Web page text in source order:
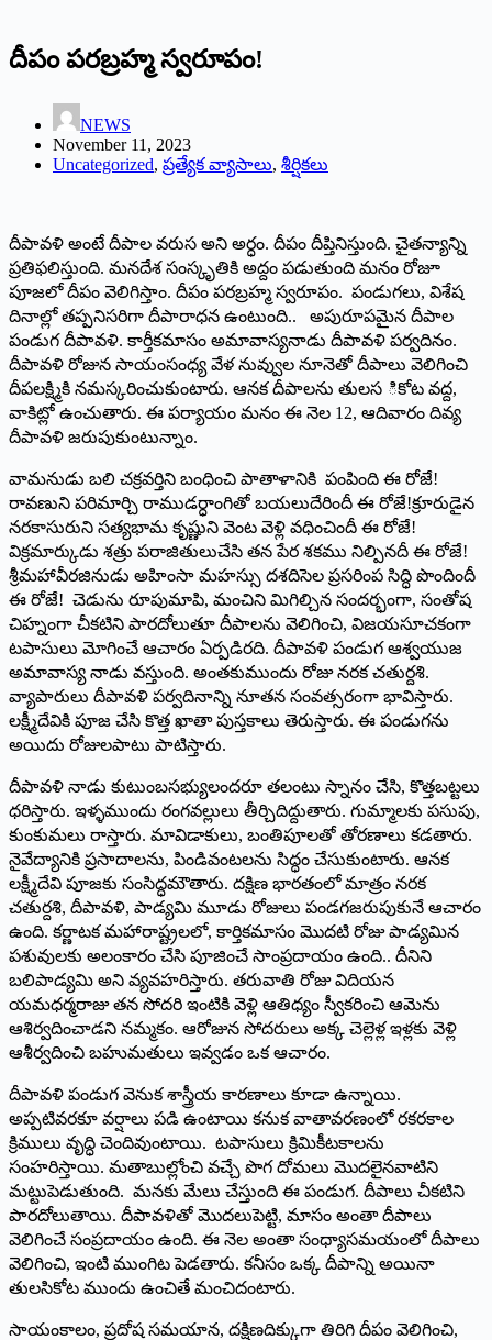
దీపం పరబ్రహ్మ స్వరూపం!
NEWS
November 11, 2023
Uncategorized, ప్రత్యేక వ్యాసాలు, శీర్షికలు
దీపావళి అంటే దీపాల వరుస అని అర్ధం. దీపం దీప్తినిస్తుంది. చైతన్యాన్ని
ప్రతిఫలిస్తుంది. మనదేశ సంస్కృతికి అద్దం పడుతుంది మనం రోజూ
పూజలో దీపం వెలిగిస్తాం. దీపం పరబ్రహ్మ స్వరూపం. పండుగలు, విశేష
దినాల్లో తప్పనిసరిగా దీపారాధన ఉంటుంది.. అపురూపమైన దీపాల
పండుగ దీపావళి. కార్తీకమాసం అమావాస్యనాడు దీపావళి పర్వదినం.
దీపావళి రోజున సాయంసంధ్య వేళ నువ్వుల నూనెతో దీపాలు వెలిగించి
దీపలక్ష్మికి నమస్కరించుకుంటారు. ఆనక దీపాలను తులస ికోట వద్ద,
వాకిట్లో ఉంచుతారు. ఈ పర్యాయం మనం ఈ నెల 12, ఆదివారం దివ్య
దీపావళి జరుపుకుంటున్నాం.
వామనుడు బలి చక్రవర్తిని బంధించి పాతాళానికి పంపింది ఈ రోజే!
రావణుని పరిమార్చి రాముడర్ధాంగితో బయలుదేరిందీ ఈ రోజే!క్రూరుడైన
నరకాసురుని సత్యభామ కృష్ణుని వెంట వెళ్లి వధించిందీ ఈ రోజే!
విక్రమార్కుడు శత్రు పరాజితులుచేసి తన పేర శకము నిల్పినదీ ఈ రోజే!
శ్రీమహావీరజినుడు అహింసా మహస్సు దశదిసెల ప్రసరింప సిద్ధి పొందిందీ
ఈ రోజే! చెడును రూపుమాపి, మంచిని మిగిల్చిన సందర్భంగా, సంతోష
చిహ్నంగా చీకటిని పారదోలుతూ దీపాలను వెలిగించి, విజయసూచకంగా
టపాసులు మోగించే ఆచారం ఏర్పడిరది. దీపావళి పండుగ ఆశ్వయుజ
అమావాస్య నాడు వస్తుంది. అంతకుముందు రోజు నరక చతుర్దశి.
వ్యాపారులు దీపావళి పర్వదినాన్ని నూతన సంవత్సరంగా భావిస్తారు.
లక్ష్మీదేవికి పూజ చేసి కొత్త ఖాతా పుస్తకాలు తెరుస్తారు. ఈ పండుగను
అయిదు రోజులపాటు పాటిస్తారు.
దీపావళి నాడు కుటుంబసభ్యులందరూ తలంటు స్నానం చేసి, కొత్తబట్టలు
ధరిస్తారు. ఇళ్ళముందు రంగవల్లులు తీర్చిదిద్దుతారు. గుమ్మాలకు పసుపు,
కుంకుమలు రాస్తారు. మావిడాకులు, బంతిపూలతో తోరణాలు కడతారు.
నైవేద్యానికి ప్రసాదాలను, పిండివంటలను సిద్ధం చేసుకుంటారు. ఆనక
లక్ష్మీదేవి పూజకు సంసిద్ధమౌతారు. దక్షిణ భారతంలో మాత్రం నరక
చతుర్దశి, దీపావళి, పాడ్యమి మూడు రోజులు పండగజరుపుకునే ఆచారం
ఉంది. కర్ణాటక మహారాష్ట్రలలో, కార్తికమాసం మొదటి రోజు పాడ్యమిన
పశువులకు అలంకారం చేసి పూజించే సాంప్రదాయం ఉంది.. దీనిని
బలిపాడ్యమి అని వ్యవహరిస్తారు. తరువాతి రోజు విదియన
యమధర్మరాజు తన సోదరి ఇంటికి వెళ్లి ఆతిధ్యం స్వీకరించి ఆమెను
ఆశిర్వదించాడని నమ్మకం. ఆరోజున సోదరులు అక్క చెల్లెళ్ల ఇళ్లకు వెళ్లి
ఆశీర్వదించి బహుమతులు ఇవ్వడం ఒక ఆచారం.
దీపావళి పండుగ వెనుక శాస్త్రీయ కారణాలు కూడా ఉన్నాయి.
అప్పటివరకూ వర్షాలు పడి ఉంటాయి కనుక వాతావరణంలో రకరకాల
క్రిములు వృద్ధి చెందివుంటాయి. టపాసులు క్రిమికీటకాలను
సంహరిస్తాయి. మతాబుల్లోంచి వచ్చే పొగ దోమలు మొదలైనవాటిని
మట్టుపెడుతుంది. మనకు మేలు చేస్తుంది ఈ పండుగ. దీపాలు చీకటిని
పారదోలుతాయి. దీపావళితో మొదలుపెట్టి, మాసం అంతా దీపాలు
వెలిగించే సంప్రదాయం ఉంది. ఈ నెల అంతా సంధ్యాసమయంలో దీపాలు
వెలిగించి, ఇంటి ముంగిట పెడతారు. కనీసం ఒక్క దీపాన్ని అయినా
తులసికోట ముందు ఉంచితే మంచిదంటారు.
సాయంకాలం, ప్రదోష సమయాన, దక్షిణదిక్కుగా తిరిగి దీపం వెలిగించి,